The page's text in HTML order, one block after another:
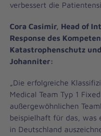
verbessert die
Cora Casimir, Head of
Response des
Katastrophenschutz
Johanniter:
„Die erfolgreiche
Medical Team Typ 1
außergewöhnlichen
beispielhaft für das, was
in Deutschland